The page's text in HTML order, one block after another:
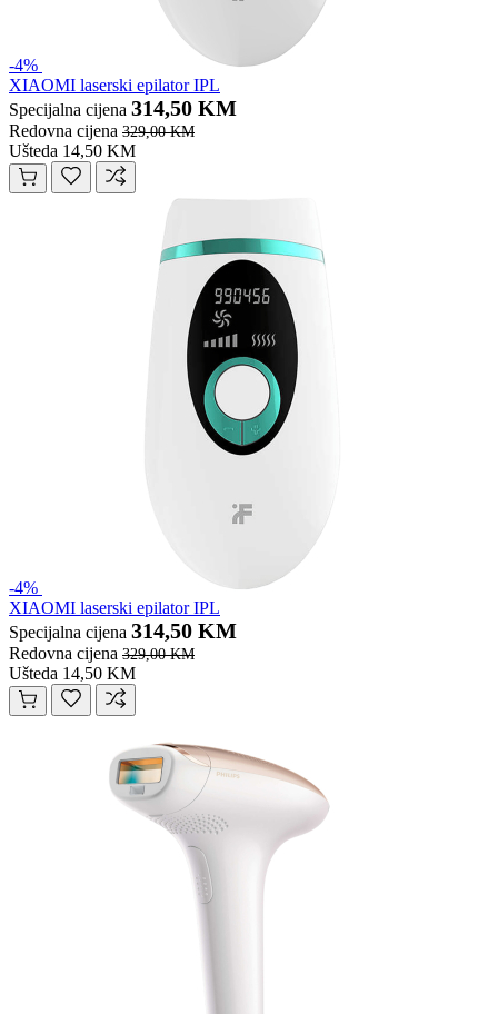
-4%
XIAOMI laserski epilator IPL
Specijalna cijena 314,50 KM
Redovna cijena 329,00 KM
Ušteda 14,50 KM
-4%
XIAOMI laserski epilator IPL
Specijalna cijena 314,50 KM
Redovna cijena 329,00 KM
Ušteda 14,50 KM